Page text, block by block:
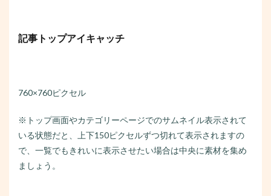
記事トップアイキャッチ
760×760ピクセル
※トップ画面やカテゴリーページでのサムネイル表示されて
いる状態だと、上下150ピクセルずつ切れて表示されますの
で、一覧でもきれいに表示させたい場合は中央に素材を集め
ましょう。